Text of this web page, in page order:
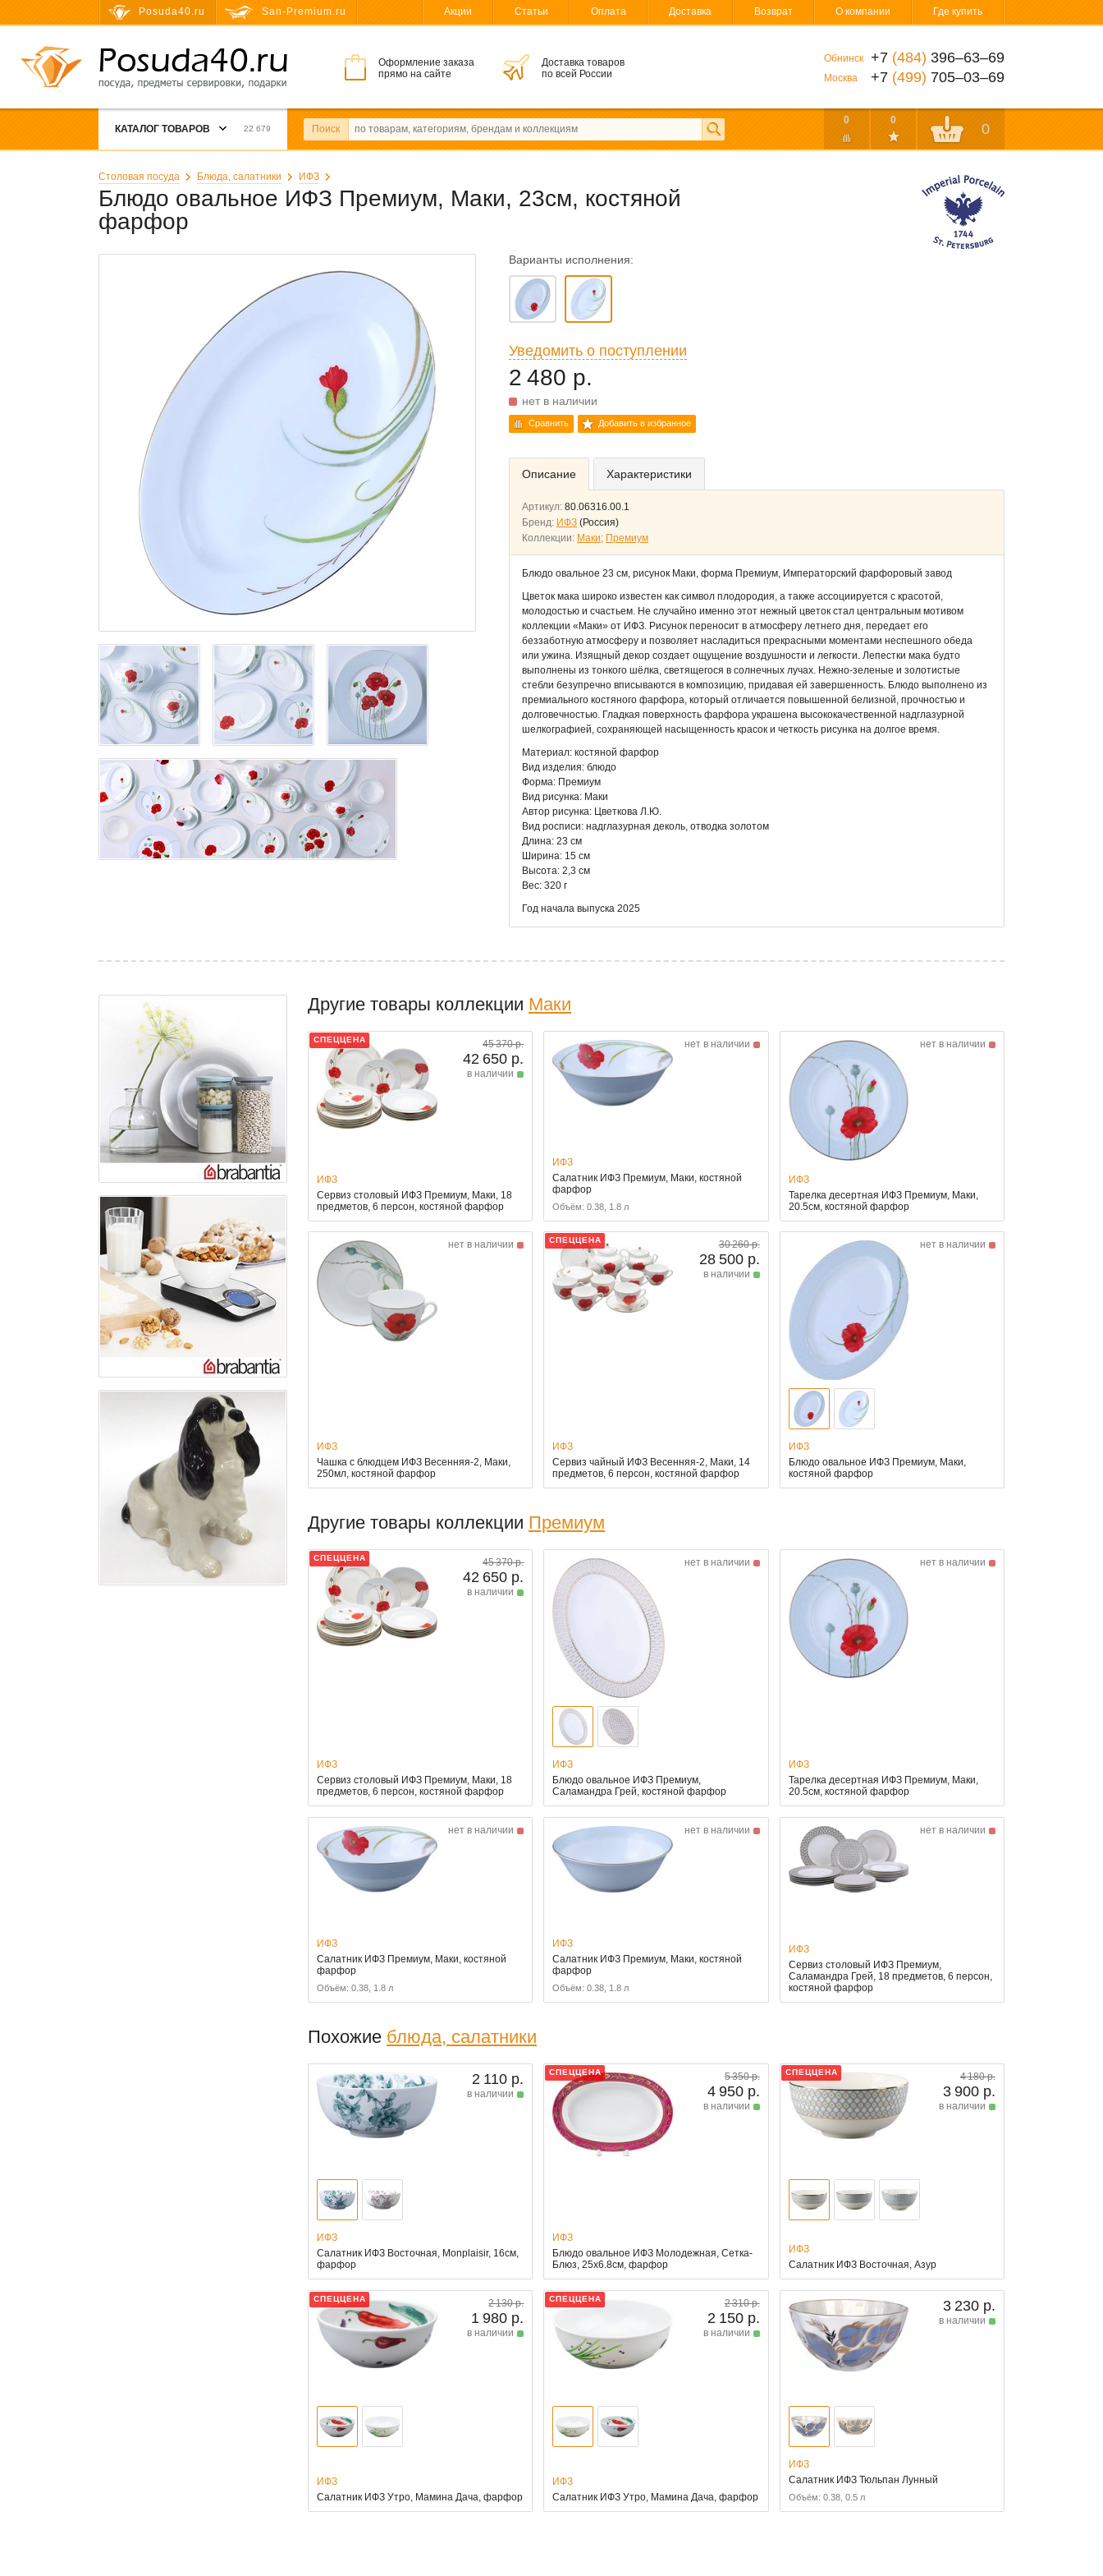
Posuda40.ru San-Premium.ru Акции Статьи Оплата Доставка Возврат О компании Где купить
Оформление заказа
прямо на сайте
Доставка товаров
по всей России
Обнинск +7 (484) 396‒63‒69
Москва +7 (499) 705‒03‒69
КАТАЛОГ ТОВАРОВ 22 679 Поиск
0 0
0
Столовая посуда Блюда, салатники ИФЗ
Блюдо овальное ИФЗ Премиум, Маки, 23см, костяной
фарфор
Варианты исполнения:
Уведомить о поступлении
2 480 р.
нет в наличии
Сравнить Добавить в избранное
Описание Характеристики
Артикул: 80.06316.00.1
Бренд: ИФЗ (Россия)
Коллекции: Маки; Премиум
Блюдо овальное 23 см, рисунок Маки, форма Премиум, Императорский фарфоровый завод
Цветок мака широко известен как символ плодородия, а также ассоциируется с красотой,
молодостью и счастьем. Не случайно именно этот нежный цветок стал центральным мотивом
коллекции «Маки» от ИФЗ. Рисунок переносит в атмосферу летнего дня, передает его
беззаботную атмосферу и позволяет насладиться прекрасными моментами неспешного обеда
или ужина. Изящный декор создает ощущение воздушности и легкости. Лепестки мака будто
выполнены из тонкого шёлка, светящегося в солнечных лучах. Нежно-зеленые и золотистые
стебли безупречно вписываются в композицию, придавая ей завершенность. Блюдо выполнено из
премиального костяного фарфора, который отличается повышенной белизной, прочностью и
долговечностью. Гладкая поверхность фарфора украшена высококачественной надглазурной
шелкографией, сохраняющей насыщенность красок и четкость рисунка на долгое время.
Материал: костяной фарфор
Вид изделия: блюдо
Форма: Премиум
Вид рисунка: Маки
Автор рисунка: Цветкова Л.Ю.
Вид росписи: надглазурная деколь, отводка золотом
Длина: 23 см
Ширина: 15 см
Высота: 2,3 см
Вес: 320 г
Год начала выпуска 2025
Другие товары коллекции Маки
СПЕЦЦЕНА 45 370 р.
42 650 р.
в наличии
ИФЗ
Сервиз столовый ИФЗ Премиум, Маки, 18
предметов, 6 персон, костяной фарфор
нет в наличии
ИФЗ
Салатник ИФЗ Премиум, Маки, костяной
фарфор
Объём: 0.38, 1.8 л
нет в наличии
ИФЗ
Тарелка десертная ИФЗ Премиум, Маки,
20.5см, костяной фарфор
нет в наличии
ИФЗ
Чашка с блюдцем ИФЗ Весенняя-2, Маки,
250мл, костяной фарфор
СПЕЦЦЕНА 30 260 р.
28 500 р.
в наличии
ИФЗ
Сервиз чайный ИФЗ Весенняя-2, Маки, 14
предметов, 6 персон, костяной фарфор
нет в наличии
ИФЗ
Блюдо овальное ИФЗ Премиум, Маки,
костяной фарфор
Другие товары коллекции Премиум
СПЕЦЦЕНА 45 370 р.
42 650 р.
в наличии
ИФЗ
Сервиз столовый ИФЗ Премиум, Маки, 18
предметов, 6 персон, костяной фарфор
нет в наличии
ИФЗ
Блюдо овальное ИФЗ Премиум,
Саламандра Грей, костяной фарфор
нет в наличии
ИФЗ
Тарелка десертная ИФЗ Премиум, Маки,
20.5см, костяной фарфор
нет в наличии
ИФЗ
Салатник ИФЗ Премиум, Маки, костяной
фарфор
Объём: 0.38, 1.8 л
нет в наличии
ИФЗ
Салатник ИФЗ Премиум, Маки, костяной
фарфор
Объём: 0.38, 1.8 л
нет в наличии
ИФЗ
Сервиз столовый ИФЗ Премиум,
Саламандра Грей, 18 предметов, 6 персон,
костяной фарфор
Похожие блюда, салатники
2 110 р.
в наличии
ИФЗ
Салатник ИФЗ Восточная, Monplaisir, 16см,
фарфор
СПЕЦЦЕНА 5 350 р.
4 950 р.
в наличии
ИФЗ
Блюдо овальное ИФЗ Молодежная, Сетка-
Блюз, 25х6.8см, фарфор
СПЕЦЦЕНА 4 180 р.
3 900 р.
в наличии
ИФЗ
Салатник ИФЗ Восточная, Азур
СПЕЦЦЕНА 2 130 р.
1 980 р.
в наличии
ИФЗ
Салатник ИФЗ Утро, Мамина Дача, фарфор
СПЕЦЦЕНА 2 310 р.
2 150 р.
в наличии
ИФЗ
Салатник ИФЗ Утро, Мамина Дача, фарфор
3 230 р.
в наличии
ИФЗ
Салатник ИФЗ Тюльпан Лунный
Объём: 0.38, 0.5 л